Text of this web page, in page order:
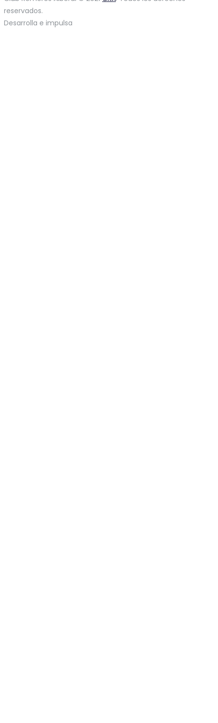
reservados.
Desarrolla e impulsa